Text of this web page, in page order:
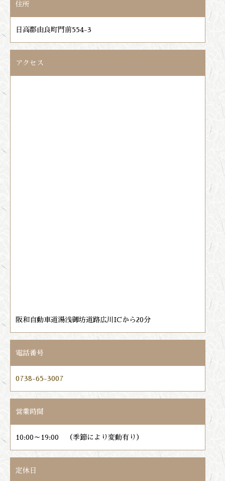
住所
日高郡由良町門前554-3
アクセス
阪和自動車道湯浅御坊道路広川ICから20分
電話番号
0738-65-3007
営業時間
10:00～19:00 （季節により変動有り）
定休日